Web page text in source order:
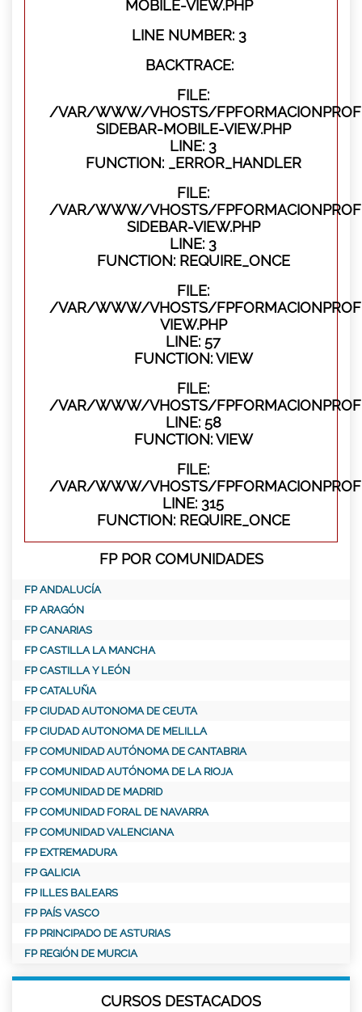
MOBILE-VIEW.PHP
LINE NUMBER: 3
BACKTRACE:
FILE:
/VAR/WWW/VHOSTS/
SIDEBAR-MOBILE-VIEW.PHP
LINE: 3
FUNCTION: _ERROR_HANDLER
FILE:
/VAR/WWW/VHOSTS/
SIDEBAR-VIEW.PHP
LINE: 3
FUNCTION: REQUIRE_ONCE
FILE:
/VAR/WWW/VHOSTS/
VIEW.PHP
LINE: 57
FUNCTION: VIEW
FILE:
/VAR/WWW/VHOSTS/
LINE: 58
FUNCTION: VIEW
FILE:
/VAR/WWW/VHOSTS/
LINE: 315
FUNCTION: REQUIRE_ONCE
FP POR COMUNIDADES
FP ANDALUCÍA
FP ARAGÓN
FP CANARIAS
FP CASTILLA LA MANCHA
FP CASTILLA Y LEÓN
FP CATALUÑA
FP CIUDAD AUTONOMA DE CEUTA
FP CIUDAD AUTONOMA DE MELILLA
FP COMUNIDAD AUTÓNOMA DE CANTABRIA
FP COMUNIDAD AUTÓNOMA DE LA RIOJA
FP COMUNIDAD DE MADRID
FP COMUNIDAD FORAL DE NAVARRA
FP COMUNIDAD VALENCIANA
FP EXTREMADURA
FP GALICIA
FP ILLES BALEARS
FP PAÍS VASCO
FP PRINCIPADO DE ASTURIAS
FP REGIÓN DE MURCIA
CURSOS DESTACADOS